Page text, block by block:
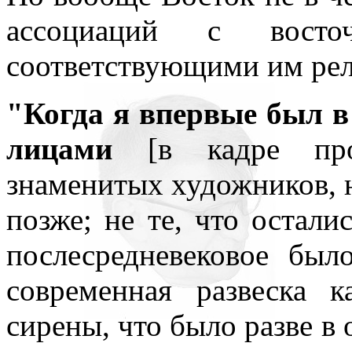
ассоциаций с
соответствующими им
"Когда я впервые был
лицами [в кадре
знаменитых художников,
позже; не те, что
послесредневековое
современная
сирены, что было разве